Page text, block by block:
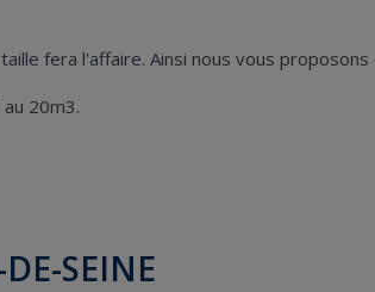
fera l'affaire. Ainsi nous vous
20m3.
SEINE